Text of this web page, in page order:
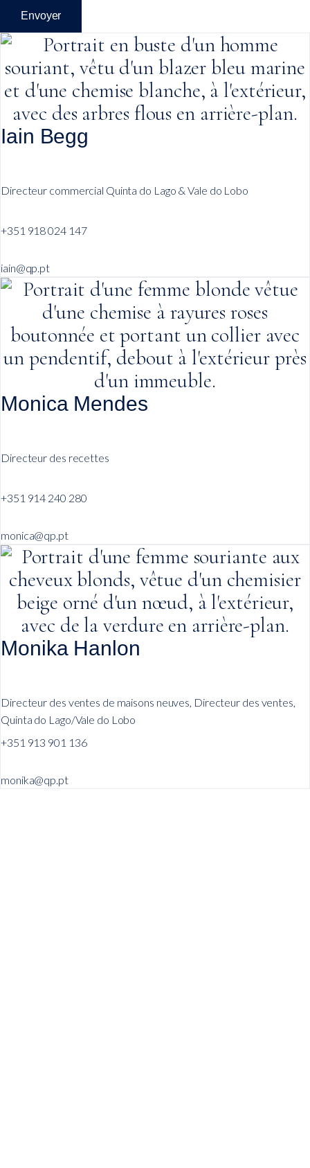
Envoyer
Iain Begg
Directeur commercial Quinta do Lago & Vale do Lobo
+351 918 024 147
iain@qp.pt
Monica Mendes
Directeur des recettes
+351 914 240 280
monica@qp.pt
Monika Hanlon
Directeur des ventes de maisons neuves, Directeur des ventes,
Quinta do Lago/Vale do Lobo
+351 913 901 136
monika@qp.pt